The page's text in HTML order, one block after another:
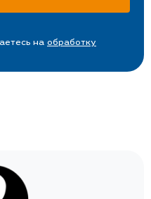
на обработку